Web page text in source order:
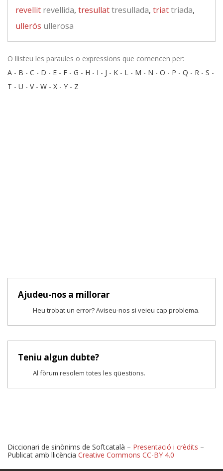
revellit revellida, tresullattresullada, triattriada,
ullerós ullerosa
O llisteu les paraules o expressions que comencen per:
A - B - C - D - E - F - G - H - I - J - K - L - M - N - O - P - Q - R - S -
T - U - V- W - X - Y - Z
Ajudeu-nos a millorar
Heu trobat un error? Aviseu-nos si veieu cap problema.
Teniu algun dubte?
Al fòrum resolem totes les qüestions.
Diccionari de sinònims de Softcatalà – Presentació i crèdits –
Publicat amb llicència Creative Commons CC-BY 4.0